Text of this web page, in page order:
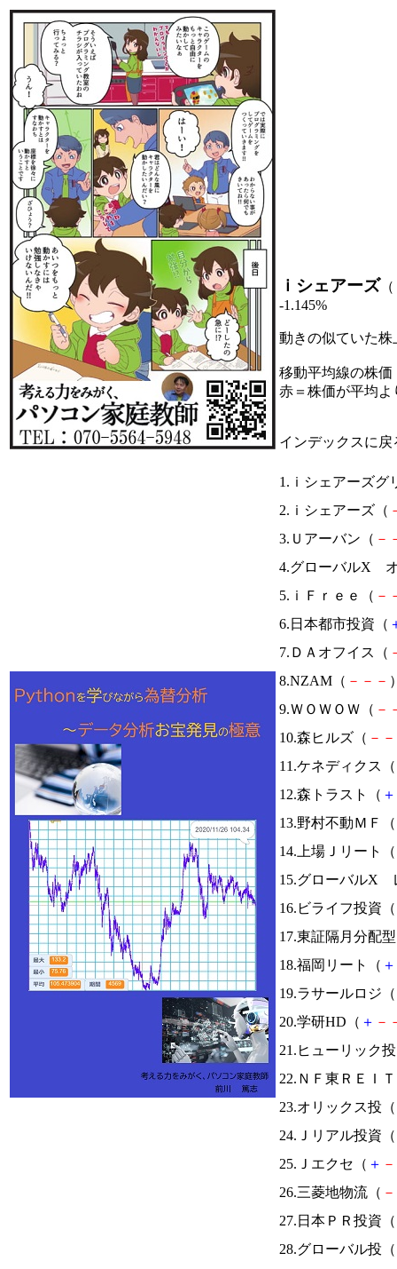
ｉシェアーズ （
-1.145%
動きの似ていた
移動平均線の株価
赤＝株価が平均
インデックスに戻
1.ｉシェアーズグ
2.ｉシェアーズ（
3.Ｕアーバン（ －
4.グローバルX
5.ｉＦｒｅｅ（ －
6.日本都市投資（
7.ＤＡオフイス（
8.NZAM（ － － －
9.ＷＯＷＯＷ（ －
10.森ヒルズ（ － －
11.ケネディクス（
12.森トラスト（ ＋
13.野村不動ＭＦ（
14.上場Ｊリート（
15.グローバルX
16.ビライフ投資（
17.東証隔月分配
18.福岡リート（ ＋
19.ラサールロジ（
20.学研HD（ ＋ －
21.ヒューリック
22.ＮＦ東ＲＥＩ
23.オリックス投（
24.Ｊリアル投資（
25.Ｊエクセ（ ＋ －
26.三菱地物流（ －
27.日本ＰＲ投資（
28.グローバル投（